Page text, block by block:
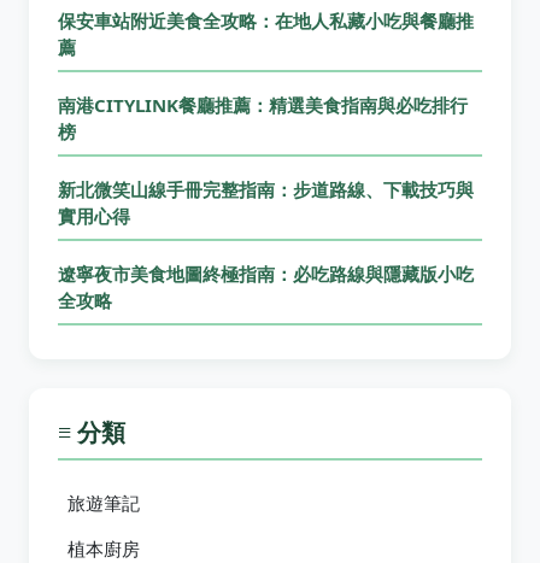
保安車站附近美食全攻略：在地人私藏小吃與餐廳推
薦
南港CITYLINK餐廳推薦：精選美食指南與必吃排行
榜
新北微笑山線手冊完整指南：步道路線、下載技巧與
實用心得
遼寧夜市美食地圖終極指南：必吃路線與隱藏版小吃
全攻略
≡ 分類
旅遊筆記
植本廚房